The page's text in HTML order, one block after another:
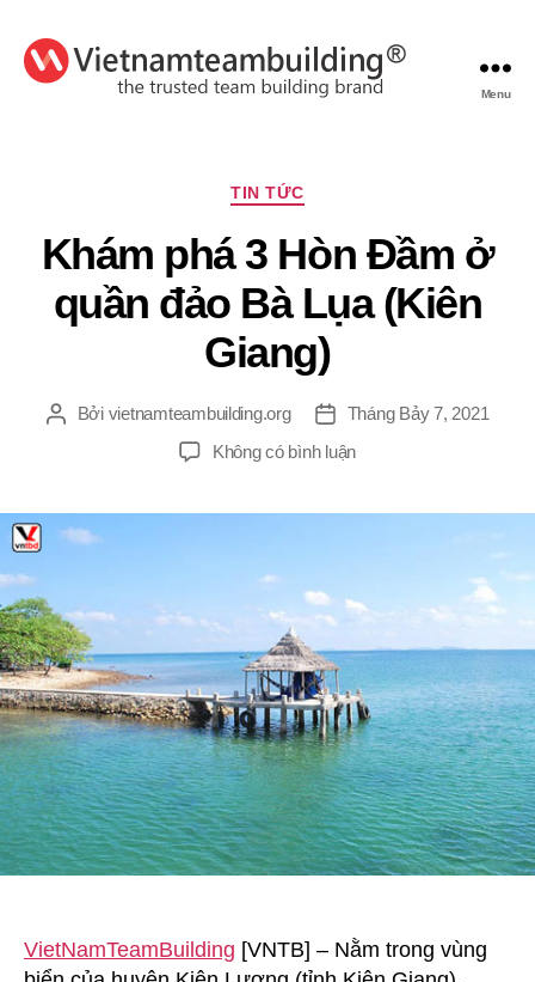
Menu
Chuyên
TIN TỨC
Khám phá 3 Hòn Đầm ở
quần đảo Bà Lụa (Kiên
Giang)
TácBởi vietnamteambuilding.org
Ngày
đăng
Tháng Bảy 7, 2021
Không có bình luậnở
ở
đảo
Bà
Lụa
(Kiên
Giang)
VietNamTeamBuilding [VNTB] – Nằm trong vùng